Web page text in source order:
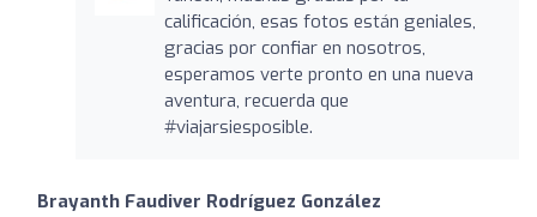
calificación, esas fotos están geniales,
gracias por confiar en nosotros,
esperamos verte pronto en una nueva
aventura, recuerda que
#viajarsiesposible.
Brayanth Faudiver Rodríguez González